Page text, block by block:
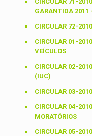
GARANTIDA 2011
CIRCULAR 72-
CIRCULAR 01-
VEÍCULOS
CIRCULAR 02-
(IUC)
CIRCULAR 03-
CIRCULAR 04-
MORATÓRIOS
CIRCULAR 05-